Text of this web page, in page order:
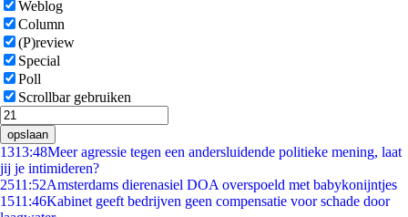
Weblog
Column
(P)review
Special
Poll
Scrollbar gebruiken
opslaan
1313:48Meer agressie tegen een andersluidende politieke mening, laat
jij je intimideren?
2511:52Amsterdams dierenasiel DOA overspoeld met babykonijntjes
1511:46Kabinet geeft bedrijven geen compensatie voor schade door